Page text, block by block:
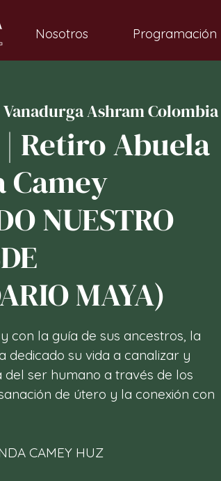
Nosotros Programación
Vanadurga Ashram Colombia
| Retiro Abuela
Camey
NUESTRO
MAYA)
con la guía de sus ancestros, la
dedicado su vida a canalizar y
ser humano a través de los
de útero y la conexión con
CAMEY HUZ